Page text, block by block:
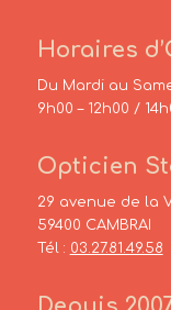
Horaires
Du Mardi au
9h00 – 12h00 /
Opticien
29 avenue de la
59400 CAMBRAI
Tél : 03.27.81.49.58